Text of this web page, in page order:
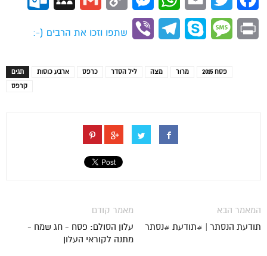
Print
Message
Skype
Telegram
Viber
שתפו וזכו את הרבים (-:
תגים ארבע כוסות כרפס ליל הסדר מצה מרור
פסח 2015
קרפס
מאמר קודם
עלון הסולם: פסח - חג שמח -
מתנה לקוראי העלון
המאמר הבא
תודעת הנסתר | #תודעת #נסתר